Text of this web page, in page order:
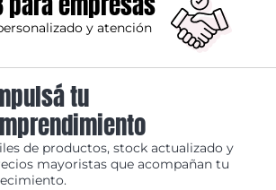
y atención
tu
de productos, stock actualizado y
mayoristas que acompañan tu